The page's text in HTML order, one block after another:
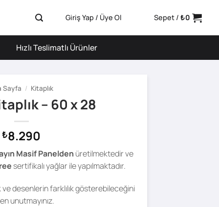
Giriş Yap / Üye Ol Sepet / ₺0
Hızlı Teslimatlı Ürünler
Sayfa / Kitaplık
– 60 x 28
₺8.290
Masif Panelden üretilmektedir ve
sertifikalı yağlar ile yapılmaktadır.
ve desenlerin farklılık gösterebileceğini
unutmayınız.